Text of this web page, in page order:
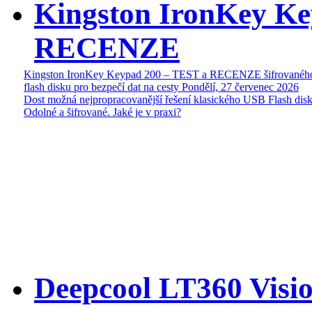
Kingston IronKey
RECENZE
Kingston IronKey Keypad 200 – TEST a RECENZE
flash disku pro bezpečí dat na cesty Pondělí, 27 červenec 2026
Dost možná nejpropracovanější řešení klasického USB Flash
Odolné a šifrované. Jaké je v praxi?
Deepcool LT360